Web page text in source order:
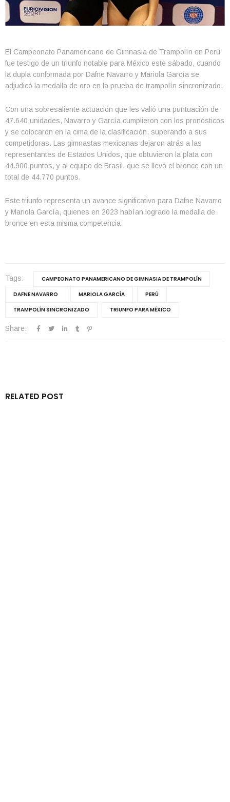
El Campeonato Panamericano de Gimnasia de Trampolín en Perú
fue testigo de un triunfo notable para México este sábado, cuando
la dupla conformada por Dafne Navarro y Mariola García se
adjudicó la medalla de oro en la prueba de trampolín sincronizado.
Con una sobresaliente actuación que les valió una puntuación de
47.640 unidades, Navarro y García cumplieron con los pronósticos
y se colocaron en la cima de la clasificación, superando a sus
competidoras. Las gimnastas mexicanas dejaron atrás a las
representantes de Estados Unidos, que obtuvieron la plata con
44.900 puntos, y al equipo de Brasil, que se llevó el bronce con un
total de 44.770 puntos.
Este triunfo representa un avance significativo para Dafne Navarro
y Mariola García, quienes en 2023 habían logrado la medalla de
bronce en esta misma competencia.
Tags:
CAMPEONATO PANAMERICANO DE GIMNASIA DE TRAMPOLÍN
DAFNE NAVARRO
MARIOLA GARCÍA
PERÚ
TRAMPOLÍN SINCRONIZADO
TRIUNFO PARA MÉXICO
Share:
RELATED POST